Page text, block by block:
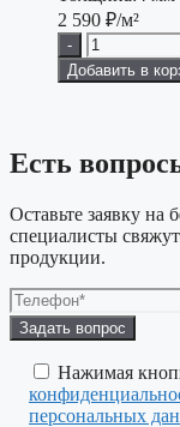
2 590 ₽/м²
-
Добавить в
Есть
Оставьте заявку
специалисты
продукции.
Оставьте
это
поле
пустым.
Нажимая
персональных